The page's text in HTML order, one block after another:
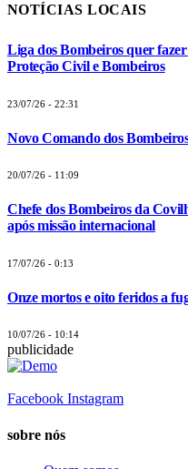
NOTÍCIAS LOCAIS
Liga dos Bombeiros quer
Proteção Civil e Bombeiros
23/07/26 - 22:31
Novo Comando dos
20/07/26 - 11:09
Chefe dos Bombeiros da
após missão internacional
17/07/26 - 0:13
Onze mortos e oito feridos a
10/07/26 - 10:14
publicidade
Facebook Instagram
sobre nós